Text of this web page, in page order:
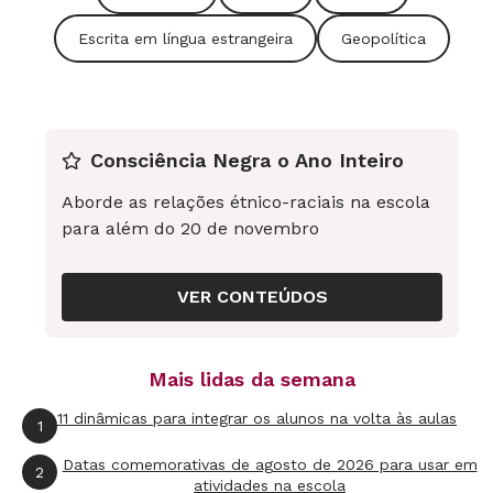
Costa, 13 anos.
A atividade seguinte envolveu escuta e
vídeoEspañolpara Extranjeros(abr.ai/video2
turma identificoufalas de recepção a turistas.
Então, Eva revelou as imagens e os alunos se
surpreenderam com oque viram: imigrantes
ilegais chegando à Espanhaem condições
Escrita em língua estrangeira Geopolítica
Consciência Negra o Ano Inteiro
Aborde as relações étnico-raciais na escola
para além do 20 de novembro
VER CONTEÚDOS
Mais lidas da semana
1 11 dinâmicas para integrar os alunos na volta às aulas
2
Datas comemorativas de agosto de 2026 para usar em
atividades na escola